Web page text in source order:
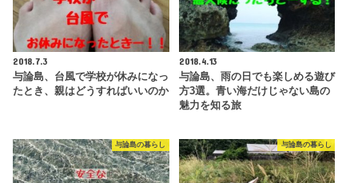
2018.7.3
与論島、台風で学校が休みになっ
たとき、親はどうすればいいのか
2018.4.13
与論島、雨の日でも楽しめる遊び
方3選。青い海だけじゃない島の
魅力を知る旅
与論島の暮らし 与論島の暮らし